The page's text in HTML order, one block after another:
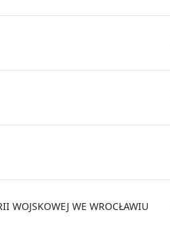
WOJSKOWEJ WE WROCŁAWIU